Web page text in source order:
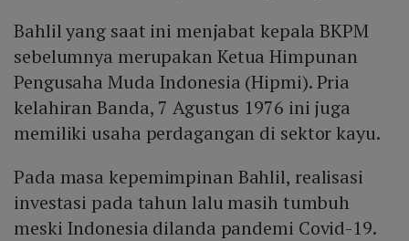
Bahlil yang saat ini menjabat kepala BKPM
sebelumnya merupakan Ketua Himpunan
Pengusaha Muda Indonesia (Hipmi). Pria
kelahiran Banda, 7 Agustus 1976 ini juga
memiliki usaha perdagangan di sektor kayu.
Pada masa kepemimpinan Bahlil, realisasi
investasi pada tahun lalu masih tumbuh
meski Indonesia dilanda pandemi Covid-19.